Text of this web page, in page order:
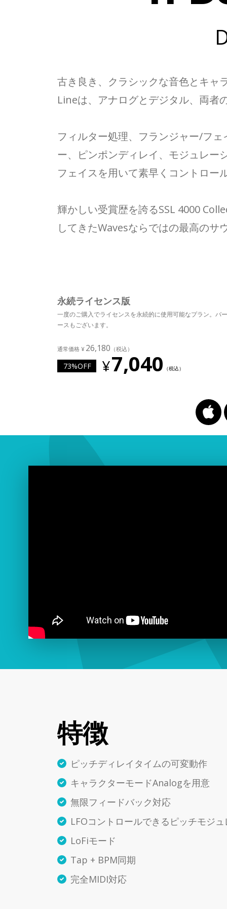
古き良き、クラシックな音色とキャ
Lineは、アナログとデジタル、両者
フィルター処理、フランジャー/フ
ー、ピンポンディレイ、モジュレー
フェイスを用いて素早くコントロー
輝かしい受賞歴を誇るSSL 4000
してきたWavesならではの最高のサ
永続ライセンス版
一度のご購入でライセンスを永続的に使用可能なプラン。バ
ースもございます。
26,180
73%OFF 7,040
特徴
ピッチディレイタイムの可変動作
キャラクターモードAnalogを用意
無限フィードバック対応
LFOコントロールできるピッチモジ
LoFiモード
Tap + BPM同期
完全MIDI対応